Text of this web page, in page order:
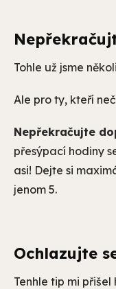
Tohle už jsme
Ale pro ty, kteří
Nepřekračujte
přesýpací hodiny
asi! Dejte si
jenom 5.
Ochlazujte
Tenhle tip mi